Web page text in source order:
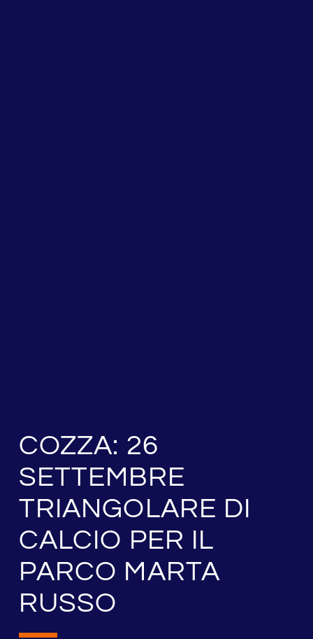
COZZA: 26
SETTEMBRE
TRIANGOLARE DI
CALCIO PER IL
PARCO MARTA
RUSSO